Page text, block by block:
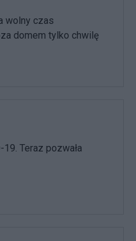
wolny czas
domem tylko chwilę
Teraz pozwała